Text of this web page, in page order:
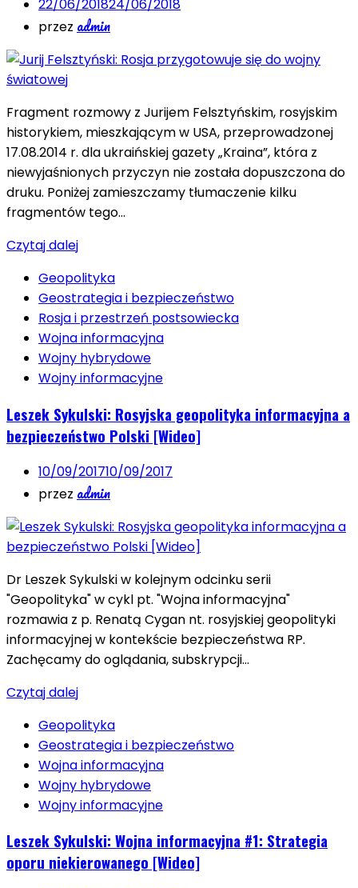
22/06/201824/06/2018
przez admin
Fragment rozmowy z Jurijem Felsztyńskim, rosyjskim
historykiem, mieszkającym w USA, przeprowadzonej
17.08.2014 r. dla ukraińskiej gazety „Kraina”, która z
niewyjaśnionych przyczyn nie została dopuszczona do
druku. Poniżej zamieszczamy tłumaczenie kilku
fragmentów tego…
Czytaj dalej
Geopolityka
Geostrategia i bezpieczeństwo
Rosja i przestrzeń postsowiecka
Wojna informacyjna
Wojny hybrydowe
Wojny informacyjne
Leszek Sykulski: Rosyjska geopolityka informacyjna a
bezpieczeństwo Polski [Wideo]
10/09/201710/09/2017
przez admin
Dr Leszek Sykulski w kolejnym odcinku serii
"Geopolityka" w cykl pt. "Wojna informacyjna"
rozmawia z p. Renatą Cygan nt. rosyjskiej geopolityki
informacyjnej w kontekście bezpieczeństwa RP.
Zachęcamy do oglądania, subskrypcji…
Czytaj dalej
Geopolityka
Geostrategia i bezpieczeństwo
Wojna informacyjna
Wojny hybrydowe
Wojny informacyjne
Leszek Sykulski: Wojna informacyjna #1: Strategia
oporu niekierowanego [Wideo]